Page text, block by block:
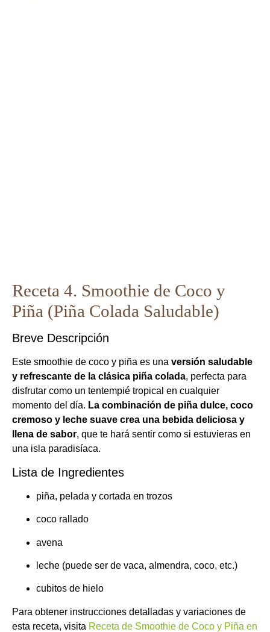
Receta 4. Smoothie de Coco y
Piña (Piña Colada Saludable)
Breve Descripción
Este smoothie de coco y piña es una versión saludable
y refrescante de la clásica piña colada, perfecta para
disfrutar como un tentempié tropical en cualquier
momento del día. La combinación de piña dulce, coco
cremoso y leche suave crea una bebida deliciosa y
llena de sabor, que te hará sentir como si estuvieras en
una isla paradisíaca.
Lista de Ingredientes
piña, pelada y cortada en trozos
coco rallado
avena
leche (puede ser de vaca, almendra, coco, etc.)
cubitos de hielo
Para obtener instrucciones detalladas y variaciones de
esta receta, visita Receta de Smoothie de Coco y Piña en